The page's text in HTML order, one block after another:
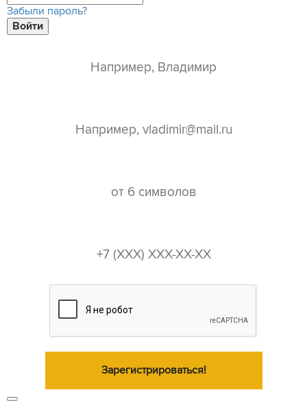
Забыли пароль?
Войти
Зарегистрироваться!